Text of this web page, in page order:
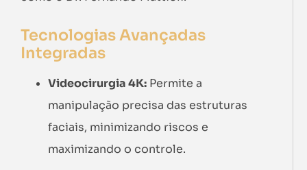
Tecnologias Avançadas
Integradas
Videocirurgia 4K: Permite a
manipulação precisa das estruturas
faciais, minimizando riscos e
maximizando o controle.